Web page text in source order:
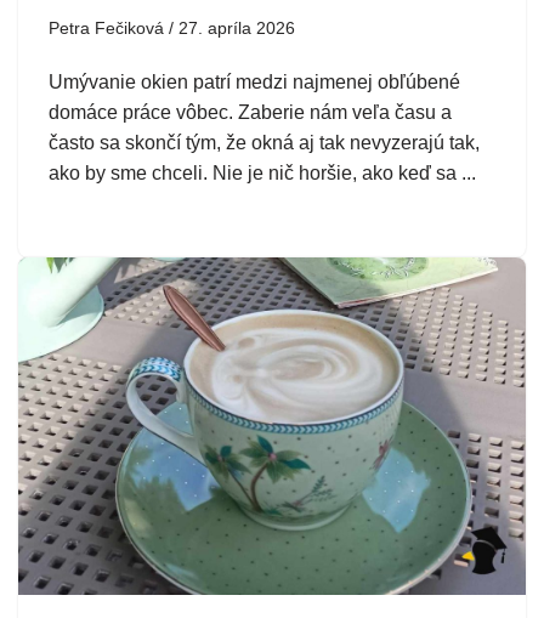
Petra Fečiková 27. apríla 2026
Umývanie okien patrí medzi najmenej obľúbené
domáce práce vôbec. Zaberie nám veľa času a
často sa skončí tým, že okná aj tak nevyzerajú tak,
ako by sme chceli. Nie je nič horšie, ako keď sa ...